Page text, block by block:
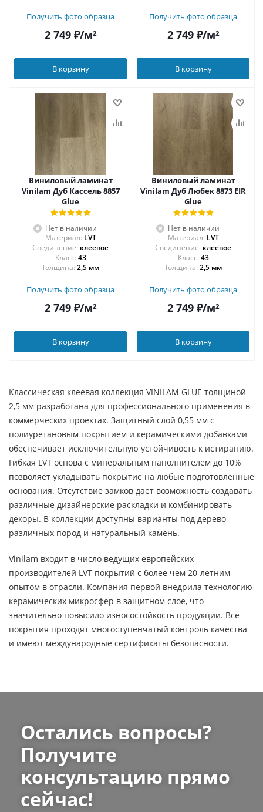
Получить фото образца
2 749₽/м²
В корзину
Получить фото образца
2 749₽/м²
В корзину
Виниловый ламинат
Vinilam Дуб Кассель 8857
Glue
Нет в наличии
Материал: LVT
Соединение: клеевое
43
Толщина: 2,5 мм
Получить фото образца
2 749₽/м²
В корзину
Виниловый ламинат
Vinilam Дуб Любек 8873 EIR
Glue
Нет в наличии
Материал: LVT
Соединение: клеевое
43
Толщина: 2,5 мм
Получить фото образца
2 749₽/м²
В корзину
Классическая клеевая коллекция VINILAM GLUE толщиной
2,5 мм разработана для профессионального применения в
коммерческих проектах. Защитный слой 0,55 мм с
полиуретановым покрытием и керамическими добавками
обеспечивает исключительную устойчивость к истиранию.
Гибкая LVT основа с минеральным наполнителем до 10%
позволяет укладывать покрытие на любые подготовленные
основания. Отсутствие замков дает возможность создавать
различные дизайнерские раскладки и комбинировать
декоры. В коллекции доступны варианты под дерево
различных пород и натуральный камень.
Vinilam входит в число ведущих европейских
производителей LVT покрытий с более чем 20-летним
опытом в отрасли. Компания первой внедрила технологию
керамических микросфер в защитном слое, что
значительно повысило износостойкость продукции. Все
покрытия проходят многоступенчатый контроль качества
и имеют международные сертификаты безопасности.
Остались вопросы?
Получите
консультацию прямо
сейчас!